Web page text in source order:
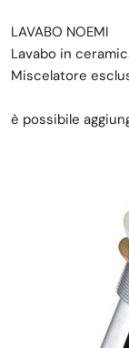
LAVABO NOEMI
Lavabo in
Miscelatore
è possibile